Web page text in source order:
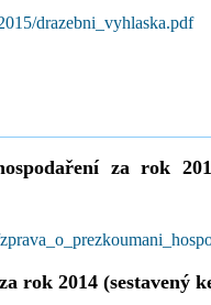
drazebni_vyhlaska.pdf
za rok
rok 2014 (sestavený